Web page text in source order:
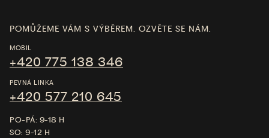
POMŮŽEME VÁM S VÝBĚREM. OZVĚTE SE NÁM.
MOBIL
+420 775 138 346
PEVNÁ LINKA
+420 577 210 645
PO-PÁ: 9-18 H
SO: 9-12 H